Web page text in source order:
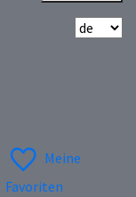
Meine
Favoriten